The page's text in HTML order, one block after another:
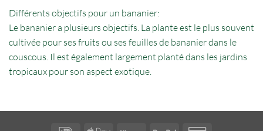
Différents objectifs pour un bananier:
Le bananier a plusieurs objectifs. La plante est le plus souvent
cultivée pour ses fruits ou ses feuilles de bananier dans le
couscous. Il est également largement planté dans les jardins
tropicaux pour son aspect exotique.